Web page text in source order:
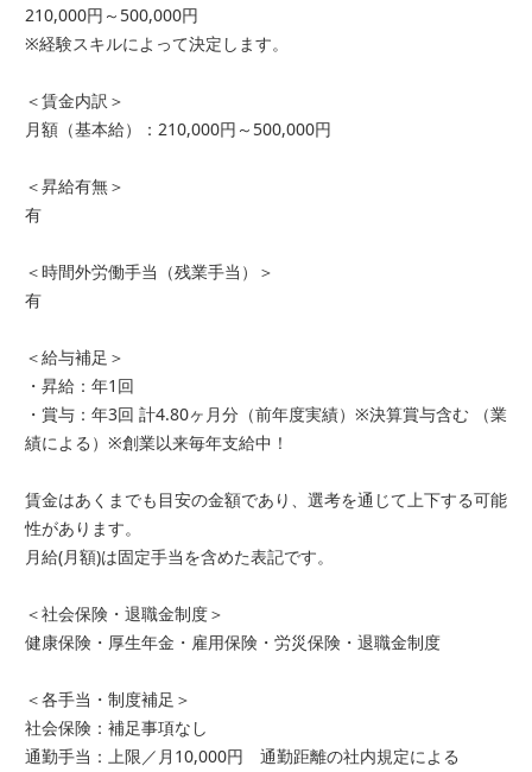
210,000円～500,000円
※経験スキルによって決定します。
＜賃金内訳＞
月額（基本給）：210,000円～500,000円
＜昇給有無＞
有
＜時間外労働手当（残業手当）＞
有
＜給与補足＞
・昇給：年1回
・賞与：年3回 計4.80ヶ月分（前年度実績）※決算賞与含む （業
績による）※創業以来毎年支給中！
賃金はあくまでも目安の金額であり、選考を通じて上下する可能
性があります。
月給(月額)は固定手当を含めた表記です。
＜社会保険・退職金制度＞
健康保険・厚生年金・雇用保険・労災保険・退職金制度
＜各手当・制度補足＞
社会保険：補足事項なし
通勤手当：上限／月10,000円 通勤距離の社内規定による